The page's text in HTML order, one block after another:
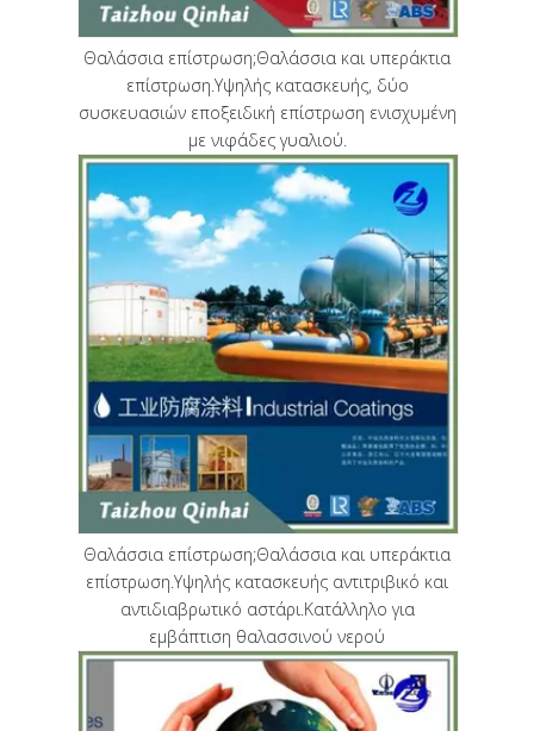
Θαλάσσια επίστρωση;Θαλάσσια και υπεράκτια
επίστρωση.Υψηλής κατασκευής, δύο
συσκευασιών εποξειδική επίστρωση ενισχυμένη
με νιφάδες γυαλιού.
Θαλάσσια επίστρωση;Θαλάσσια και υπεράκτια
επίστρωση.Υψηλής κατασκευής αντιτριβικό και
αντιδιαβρωτικό αστάρι.Κατάλληλο για
εμβάπτιση θαλασσινού νερού